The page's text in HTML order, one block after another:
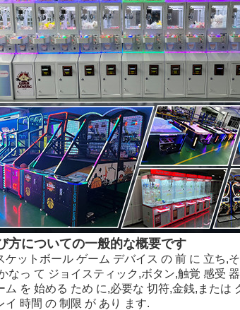
方についての一般的な概要です
ケットボール ゲーム デバイス の 前 に 立ち,
なっ て ジョイスティック,ボタン,触覚 感受
ム を 始める ため に,必要な 切符,金銭,または
イ 時間 の 制限 が あり ます.